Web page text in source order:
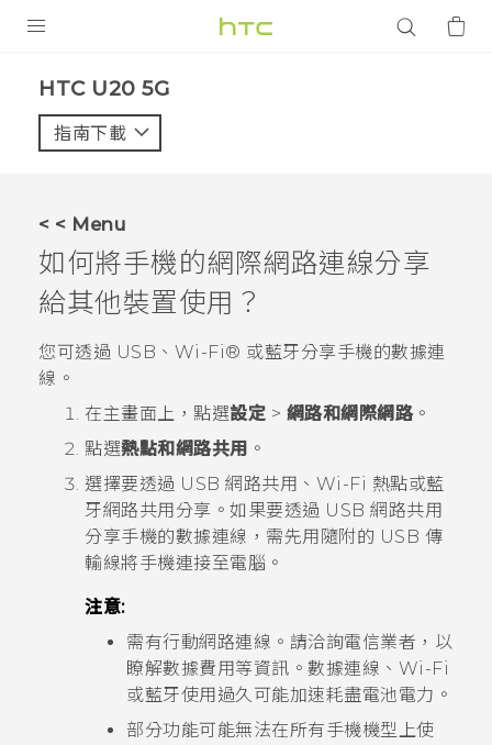
VIVE
VIVERSE
應用程式
支援服務
‎HTC U20 5G‎
指南下載
< < Menu
如何將手機的網際網路連線分享
給其他裝置使用？
您可透過 USB、 Wi-Fi® 或藍牙分享手機的數據連
線。
在主畫面上，點選設定 > 網路和網際網路。
點選熱點和網路共用 。
選擇要透過 USB 網路共用、 Wi-Fi 熱點或藍
牙網路共用分享。如果要透過 USB 網路共用
分享手機的數據連線，需先用隨附的 USB 傳
輸線將手機連接至電腦。
注意:
需有行動網路連線。請洽詢電信業者，以
瞭解數據費用等資訊。數據連線、 Wi-Fi
或藍牙使用過久可能加速耗盡電池電力。
部分功能可能無法在所有手機機型上使